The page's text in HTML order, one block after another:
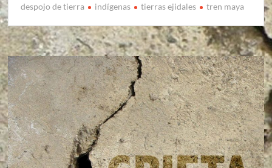
despojo de tierra indígenas tierras ejidales tren maya